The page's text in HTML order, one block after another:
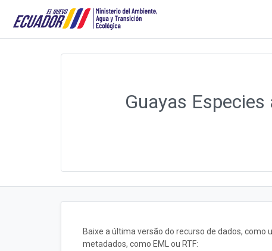
Guayas
Baixe a última versão do recurso de dados, como
metadados, como EML ou RTF: